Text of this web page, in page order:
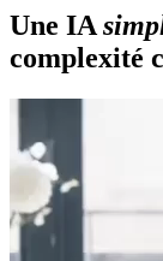
Une IA
complexité